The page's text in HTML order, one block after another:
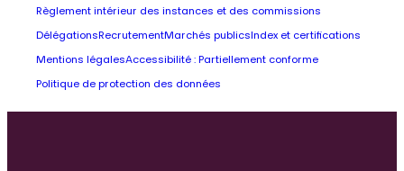
Règlement intérieur des instances et des commissions
Délégations RecrutementMarchés publics Index et certifications
Mentions légalesAccessibilité : Partiellement conforme
Politique de protection des données